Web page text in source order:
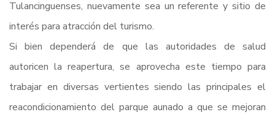
Tulancinguenses, nuevamente sea un referente y sitio de
interés para atracción del turismo.
Si bien dependerá de que las autoridades de salud
autoricen la reapertura, se aprovecha este tiempo para
trabajar en diversas vertientes siendo las principales el
reacondicionamiento del parque aunado a que se mejoran